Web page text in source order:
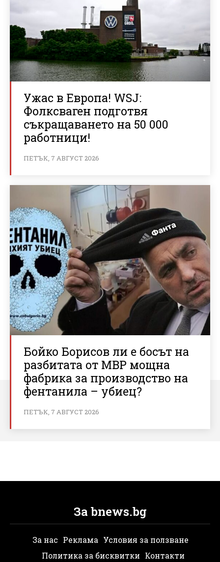
Ужас в Европа! WSJ:
Фолксваген подготвя
съкращаването на 50 000
работници!
ПЕТЪК, 7 АВГУСТ 2026
Бойко Борисов ли е босът на
разбитата от МВР мощна
фабрика за производство на
фентанила – убиец?
ПЕТЪК, 7 АВГУСТ 2026
За bnews.bg
За нас Реклама Условия за ползване
Политика за бисквитки Контакти